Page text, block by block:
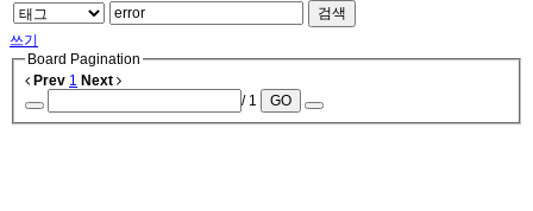
검색
쓰기
Board Pagination
Prev 1 Next
/ 1
GO